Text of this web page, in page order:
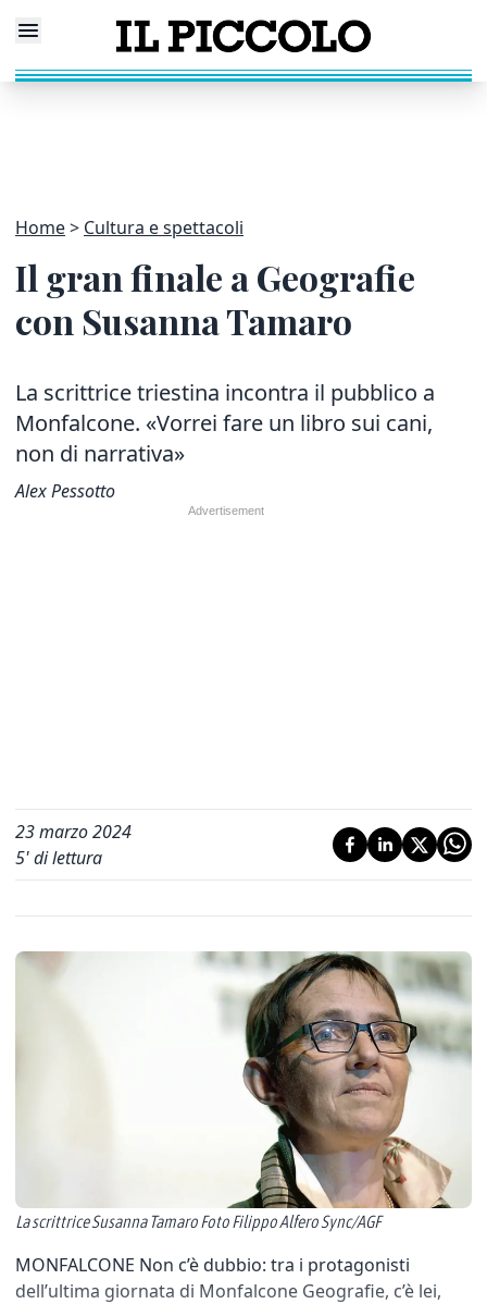
Home Cultura e spettacoli
Il gran finale a Geografie
con Susanna Tamaro
La scrittrice triestina incontra il pubblico a
Monfalcone. «Vorrei fare un libro sui cani,
non di narrativa»
Alex Pessotto
23 marzo 2024
5' di lettura
La scrittrice Susanna Tamaro Foto Filippo Alfero Sync/AGF
MONFALCONE Non c’è dubbio: tra i protagonisti
dell’ultima giornata di Monfalcone Geografie, c’è lei,